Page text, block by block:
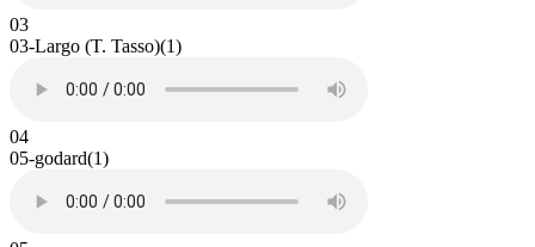
03
03-Largo (T. Tasso)(1)
04
05-godard(1)